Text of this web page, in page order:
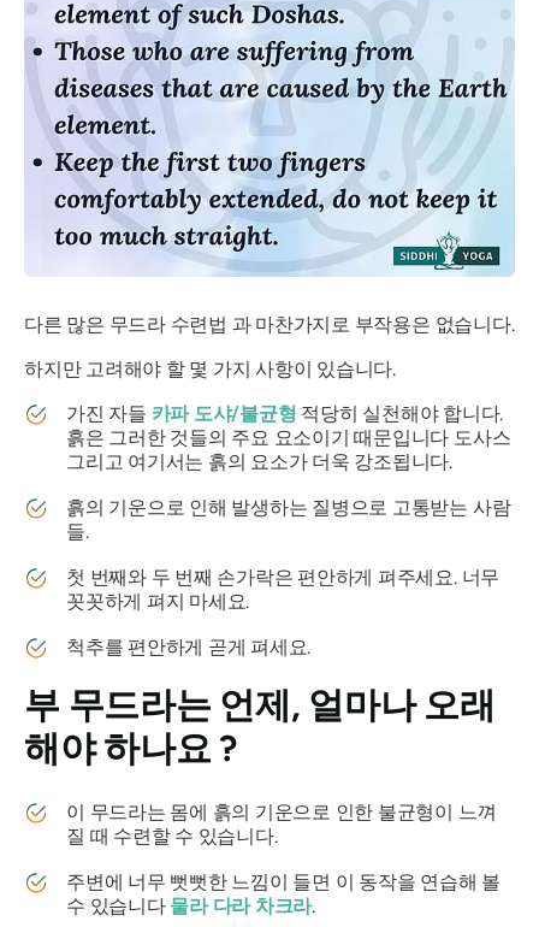
다른 많은 무드라수련법 과 마찬가지로 부작용은 없습니다.
하지만 고려해야 할 몇 가지 사항이 있습니다.
가진 자들 카파 도샤/불균형 적당히 실천해야 합니다.
흙은 그러한 것들의 주요 요소이기 때문입니다 도사스
그리고 여기서는 흙의 요소가 더욱 강조됩니다.
흙의 기운으로 인해 발생하는 질병으로 고통받는 사람
들.
첫 번째와 두 번째 손가락은 편안하게 펴주세요. 너무
꼿꼿하게 펴지 마세요.
척추를 편안하게 곧게 펴세요.
부 무드라는 언제, 얼마나 오래
해야 하나요 ?
이 무드라는 몸에 흙의 기운으로 인한 불균형이 느껴
질 때 수련할 수 있습니다.
주변에 너무 뻣뻣한 느낌이 들면 이 동작을 연습해 볼
수 있습니다 물라 다라 차크라.